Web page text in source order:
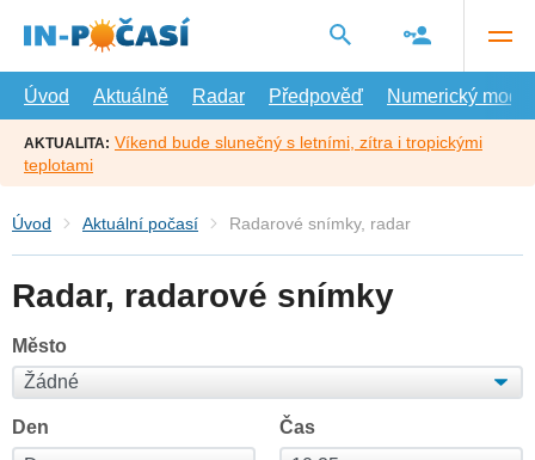
hlavní
Úvod
Aktuálně Radar Předpověď Numerický model
AKTUALITA: Víkend bude slunečný s letními, zítra i tropickými
teplotami
Úvod Aktuální počasí Radarové snímky, radar
Radar, radarové snímky
Město
Den Čas